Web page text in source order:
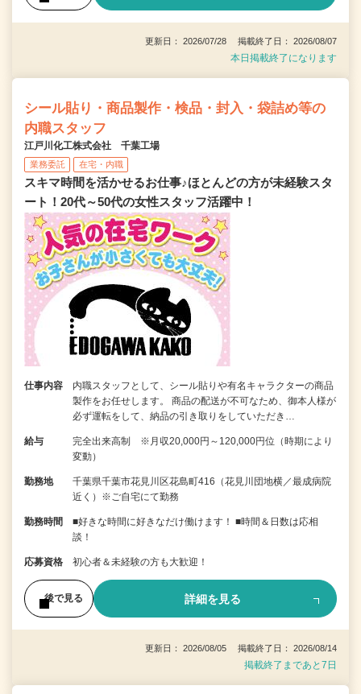
更新日： 2026/07/28 掲載終了日： 2026/08/07
本日掲載終了になります
シール貼り・商品製作・検品・封入・袋詰め等の
内職スタッフ
江戸川化工株式会社 千葉工場
業務委託 在宅・内職
スキマ時間を活かせるお仕事♪ほとんどの方が未経験スタ
ート！20代～50代の女性スタッフ活躍中！
仕事内容
内職スタッフとして、シール貼りや有名キャラクターの商品
製作をお任せします。 商品の配送が不可なため、御本人様が
必ず運転をして、納品の引き取りをしていただき…
給与
完全出来高制 ※月収20,000円～120,000円位（時期により
変動）
勤務地
千葉県千葉市花見川区花島町416（花見川団地横／最成病院
近く）※ご自宅にて勤務
勤務時間
■好きな時間に好きなだけ働けます！ ■時間＆日数は応相
談！
応募資格 初心者＆未経験の方も大歓迎！
後で見る 詳細を見る
更新日： 2026/08/05 掲載終了日： 2026/08/14
掲載終了まであと7日